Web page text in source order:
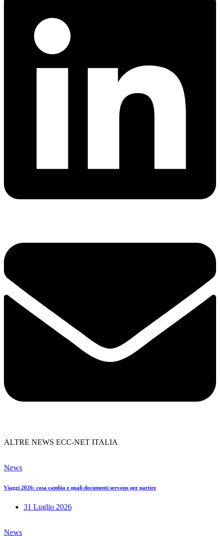
ALTRE NEWS ECC-NET ITALIA
News
Viaggi 2026: cosa cambia e quali documenti servono per partire
31 Luglio 2026
News